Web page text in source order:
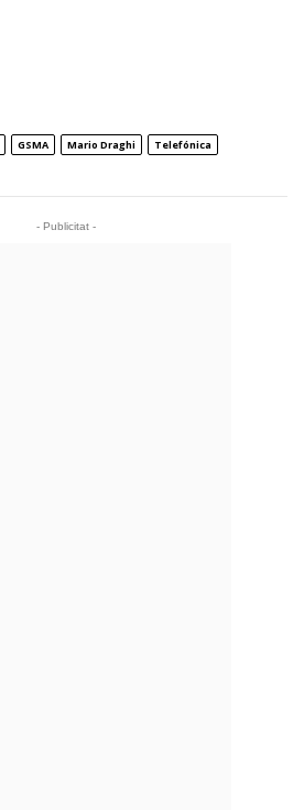
GSMA Mario Draghi
Telefónica
- Publicitat -